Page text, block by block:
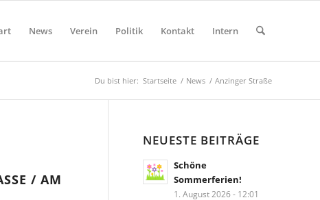
News Verein Politik Kontakt Intern
Du bist hier: Startseite / News / Anzinger Straße
/ AM H
NEUESTE BEITRÄGE
Schöne
Sommerferien!
1. August 2026 - 12:01